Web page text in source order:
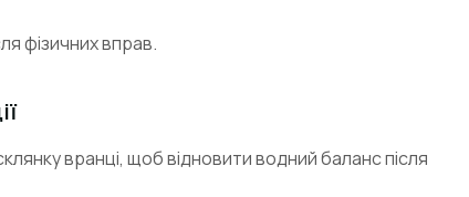
фізичних вправ.
вранці, щоб відновити водний баланс після